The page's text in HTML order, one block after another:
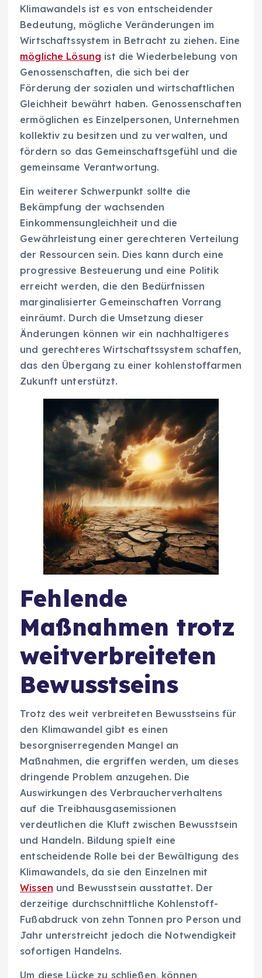
Klimawandels ist es von entscheidender
Bedeutung, mögliche Veränderungen im
Wirtschaftssystem in Betracht zu ziehen. Eine
mögliche Lösung ist die Wiederbelebung von
Genossenschaften, die sich bei der
Förderung der sozialen und wirtschaftlichen
Gleichheit bewährt haben. Genossenschaften
ermöglichen es Einzelpersonen, Unternehmen
kollektiv zu besitzen und zu verwalten, und
fördern so das Gemeinschaftsgefühl und die
gemeinsame Verantwortung.
Ein weiterer Schwerpunkt sollte die
Bekämpfung der wachsenden
Einkommensungleichheit und die
Gewährleistung einer gerechteren Verteilung
der Ressourcen sein. Dies kann durch eine
progressive Besteuerung und eine Politik
erreicht werden, die den Bedürfnissen
marginalisierter Gemeinschaften Vorrang
einräumt. Durch die Umsetzung dieser
Änderungen können wir ein nachhaltigeres
und gerechteres Wirtschaftssystem schaffen,
das den Übergang zu einer kohlenstoffarmen
Zukunft unterstützt.
Fehlende
Maßnahmen trotz
weitverbreiteten
Bewusstseins
Trotz des weit verbreiteten Bewusstseins für
den Klimawandel gibt es einen
besorgniserregenden Mangel an
Maßnahmen, die ergriffen werden, um dieses
dringende Problem anzugehen. Die
Auswirkungen des Verbraucherverhaltens
auf die Treibhausgasemissionen
verdeutlichen die Kluft zwischen Bewusstsein
und Handeln. Bildung spielt eine
entscheidende Rolle bei der Bewältigung des
Klimawandels, da sie den Einzelnen mit
Wissen und Bewusstsein ausstattet. Der
derzeitige durchschnittliche Kohlenstoff-
Fußabdruck von zehn Tonnen pro Person und
Jahr unterstreicht jedoch die Notwendigkeit
sofortigen Handelns.
Um diese Lücke zu schließen, können